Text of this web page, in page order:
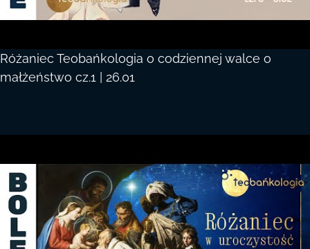
Różaniec Teobańkologia o codziennej walce o
małżeństwo cz.1 | 26.01